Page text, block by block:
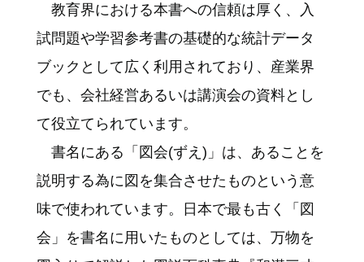
教育界における本書への信頼は厚く、入
試問題や学習参考書の基礎的な統計データ
ブックとして広く利用されており、産業界
でも、会社経営あるいは講演会の資料とし
て役立てられています。
書名にある「図会(ずえ)」は、あることを
説明する為に図を集合させたものという意
味で使われています。日本で最も古く「図
会」を書名に用いたものとしては、万物を